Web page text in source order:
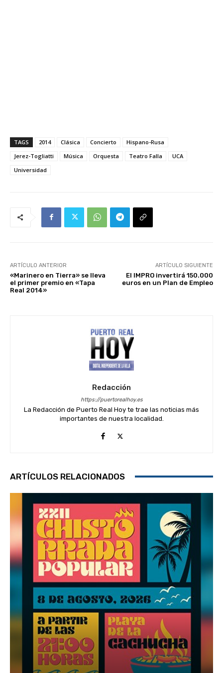
TAGS 2014 Clásica Concierto
Hispano-Rusa
Jerez-Togliatti
Música Orquesta Teatro Falla
UCA
Universidad
ARTÍCULO ANTERIOR
«Marinero en Tierra» se lleva
el primer premio en «Tapa
Real 2014»
ARTÍCULO SIGUIENTE
El IMPRO invertirá 150.000
euros en un Plan de Empleo
Redacción
https://puertorealhoy.es
La Redacción de Puerto Real Hoy te trae las noticias más
importantes de nuestra localidad.
ARTÍCULOS RELACIONADOS